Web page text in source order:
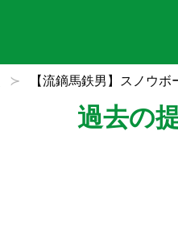
【流鏑馬鉄男】スノウ
過去の